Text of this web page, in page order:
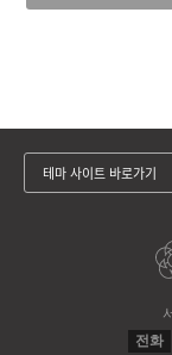
전화
테마 사이트 바로가기